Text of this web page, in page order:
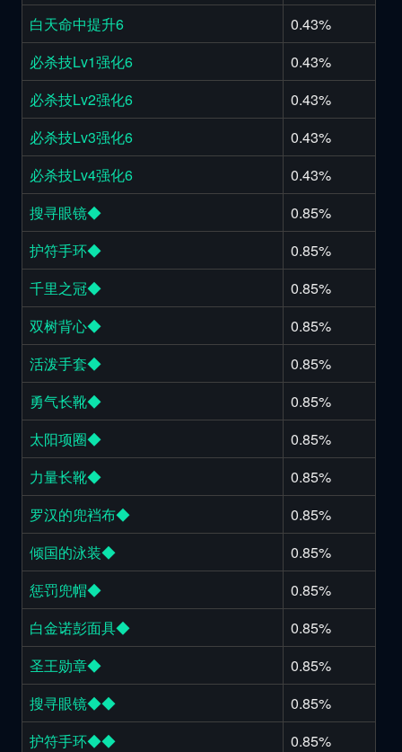
白天命中提升6
0.43%
必杀技Lv1强化6
0.43%
必杀技Lv2强化6
0.43%
必杀技Lv3强化6
0.43%
必杀技Lv4强化6
0.43%
搜寻眼镜◆
0.85%
护符手环◆
0.85%
千里之冠◆
0.85%
双树背心◆
0.85%
活泼手套◆
0.85%
勇气长靴◆
0.85%
太阳项圈◆
0.85%
力量长靴◆
0.85%
罗汉的兜裆布◆
0.85%
倾国的泳装◆
0.85%
惩罚兜帽◆
0.85%
白金诺彭面具◆
0.85%
圣王勋章◆
0.85%
搜寻眼镜◆◆
0.85%
护符手环◆◆
0.85%